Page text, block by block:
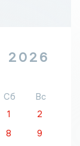
2026
Сб
Вс
1
2
8
9